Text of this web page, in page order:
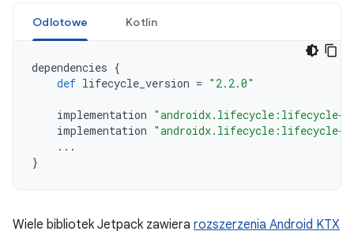
Odlotowe Kotlin
dependencies {
def lifecycle_version = "2.2.0"
implementation "androidx.lifecycle:lifecycle-
implementation "androidx.lifecycle:lifecycle-
...
}
Wiele bibliotek Jetpack zawiera rozszerzenia Android KTX